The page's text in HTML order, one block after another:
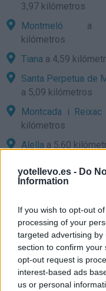
yotellevo.es - Do
Information
If you wish to opt-out
processing of your
targeted advertising
section to confirm your
opt-out request is
interest-based ads
us or personal
3,97 kilómetros
Montmeló a
kilómetros
Tiana a 4,59
Santa Perpetua de
a 5,09 kilómetros
Montcada i Reixac
kilómetros
Alella a 5,60
kilómetros
kilómetros
Gironaa 71,29
Tarragonaa
kilómetros
Lleidaa 134,29